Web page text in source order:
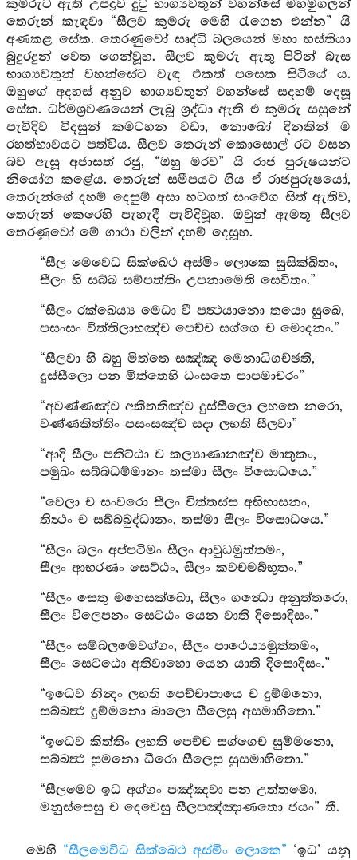
කුමරුට ඇති උපද්‍රව දුටු භාග්‍යවතුන් වහන්සේ මහමුගලන්
තෙරුන් කැඳවා “සීලව කුමරු මෙහි රැගෙන එන්න” යි
අණකළ සේක. තෙරණුවෝ සෘද්ධි බලයෙන් මහා හස්තියා
බුදුරදුන් වෙත ගෙන්වූහ. සීලව කුමරු ඇතු පිටින් බැස
භාග්‍යවතුන් වහන්සේට වැඳ එකත් පසෙක සිටියේ ය.
ඔහුගේ අදහස් අනුව භාග්‍යවතුන් වහන්සේ සදහම් දෙසූ
සේක. ධර්මශ්‍රවණයෙන් ලැබූ ශ්‍රද්ධා ඇති එ කුමරු සසුනේ
පැවිදිව විදසුන් කමටහන වඩා, නොබෝ දිනකින් ම
රහත්භාවයට පත්විය. සීලව තෙරුන් කොසොල් රට වසන
බව ඇසූ අජාසත් රජු, “ඔහු මරව” යි රාජ පුරුෂයන්ට
නියෝග කළේය. තෙරුන් සමීපයට ගිය ඒ රාජපුරුෂයෝ,
තෙරුන්ගේ දහම් දෙසුම් අසා හටගත් සංවේග සිත් ඇතිව,
තෙරුන් කෙරෙහි පැහැදී පැවිදිවූහ. ඔවුන් ඇමතූ සීලව
තෙරණුවෝ මේ ගාථා වලින් දහම් දෙසූහ.
“සීල මෙවෙධ සික්ඛෙථ අස්මිං ලොකෙ සුසික්ඛිතං,
සීලං හි සබ්බ සම්පත්තිං උපනාමෙති සෙවිතං.”
“සීලං රක්ඛෙය්‍ය මෙධා වී පත්‍ථයානො තයො සුඛෙ,
පසංසං විත්තිලාභඤ්ච පෙච්ච සග්ගෙ ච මොදනං.”
“සීලවා හි බහු මිත්තෙ සඤ්ඤ මෙනාධිගච්ඡති,
දුස්සීලො පන මිත්තෙහි ධංසතෙ පාපමාචරං”
“අවණ්ණඤ්ච අකිතතිඤ්ච දුස්සීලො ලභතෙ නරො,
වණ්ණකිත්තිං පසංසඤ්ච සදා ලභති සීලවා”
“ආදි සීලං පතිට්ඨා ච කල්‍යාණානඤ්ච මාතුකං,
පමුඛං සබ්බධම්මානං තස්මා සීලං විසොධයෙ.”
“වෙලා ච සංවරො සීලං චිත්තස්ස අභිභාසනං,
තිත්‍ථං ච සබ්බබුද්ධානං, තස්මා සීලං විසොධයෙ.”
“සීලං බලං අප්පටිමං සීලං ආවුධමුත්තමං,
සීලං ආභරණං සෙට්ඨං, සීලං කවචමබ්භුතං.”
“සීලං සෙතු මහෙසක්ඛො, සීලං ගන්‍ධො අනුත්තරො,
සීලං විලෙපනං සෙට්ඨං යෙන වාති දිසොදිසං.”
“සීලං සම්බලමෙවග්ගං, සීලං පාථෙය්‍යමුත්තමං,
සීලං සෙට්ඨො අතිවාහො යෙන යාති දිසොදිසං.”
“ඉධෙව නින්‍දං ලභති පෙච්චාපායෙ ච දුම්මනො,
සබ්බත්‍ථ දුම්මනො බාලො සීලෙසු අසමාහිතො.”
“ඉධෙව කිත්තිං ලභති පෙච්ච සග්ගෙච සුම්මනො,
සබ්බත්‍ථ සුමනො ධීරො සීලෙසු සුසමාහිතො.”
“සීලමෙව ඉධ අග්ගං පඤ්ඤවා පන උත්තමො,
මනුස්සෙසු ච දෙවෙසු සීලපඤ්ඤාණතො ජයං” තී.
මෙහි “සීලමෙවිධ සික්ඛෙථ අස්මිං ලොකෙ” ‘ඉධ’ යනු